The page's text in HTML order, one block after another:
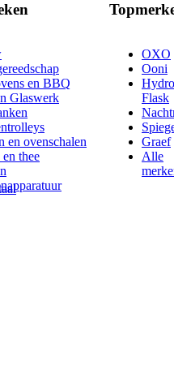
en BBQ
Glaswerk
en ovenschalen
thee
OXO
Ooni
Hydro
Flask
Graef
Alle